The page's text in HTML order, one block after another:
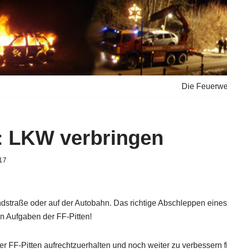
Die
LKW verbringen
oder auf der Autobahn. Das richtige Abschleppen
Aufgaben der FF-Pitten!
FF-Pitten aufrechtzuerhalten und noch weiter zu verbessern